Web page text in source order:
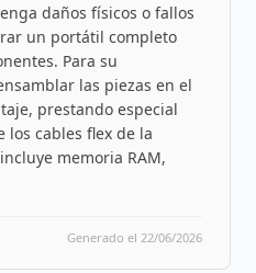
daños físicos o fallos
un portátil completo
Para su
las piezas en el
prestando especial
los cables flex de la
memoria RAM,
Generado el 22/06/2026